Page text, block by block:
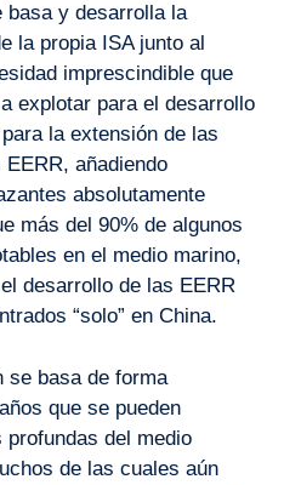
basa y desarrolla la
la propia ISA junto al
imprescindible que
explotar para el desarrollo
la extensión de las
añadiendo
absolutamente
más del 90% de algunos
en el medio marino,
desarrollo de las EERR
“solo” en China.
se basa de forma
que se pueden
del medio
de las cuales aún